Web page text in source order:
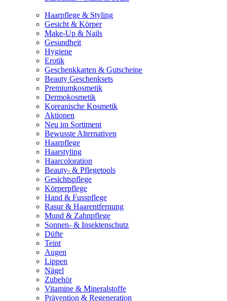
Haarpflege & Styling
Gesicht & Körper
Make-Up & Nails
Gesundheit
Hygiene
Erotik
Geschenkkarten & Gutscheine
Beauty Geschenksets
Premiumkosmetik
Dermokosmetik
Koreanische Kosmetik
Aktionen
Neu im Sortiment
Bewusste Alternativen
Haarpflege
Haarstyling
Haarcoloration
Beauty- & Pflegetools
Gesichtspflege
Körperpflege
Hand & Fusspflege
Rasur & Haarentfernung
Mund & Zahnpflege
Sonnen- & Insektenschutz
Düfte
Teint
Augen
Lippen
Nägel
Zubehör
Vitamine & Mineralstoffe
Prävention & Regeneration